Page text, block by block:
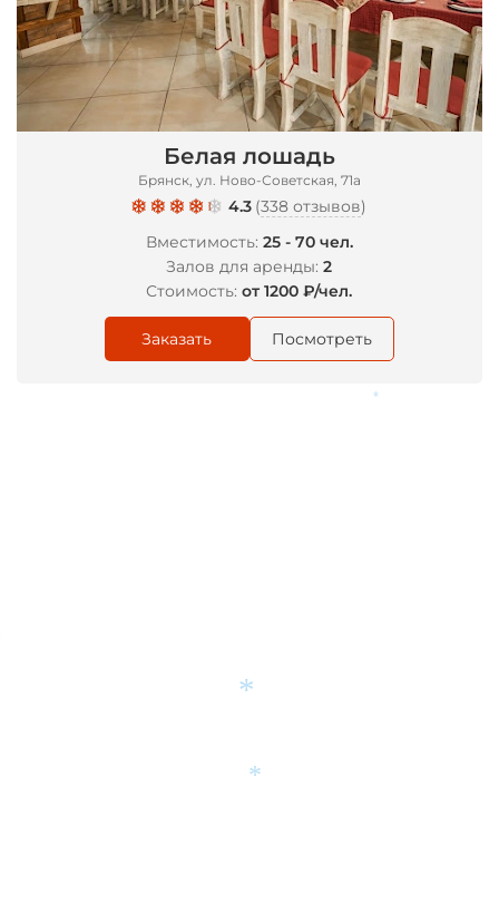
Белая лошадь
Брянск, ул. Ново-Советская, 71а
4.3 (338 отзывов)
Вместимость: 25 - 70 чел.
Залов для аренды:2
Стоимость:от 1200 ₽/чел.
Заказать Посмотреть